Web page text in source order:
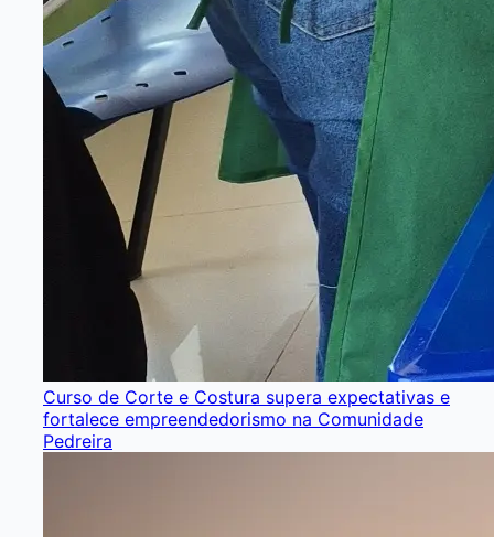
Curso de Corte e Costura supera expectativas e
fortalece empreendedorismo na Comunidade
Pedreira